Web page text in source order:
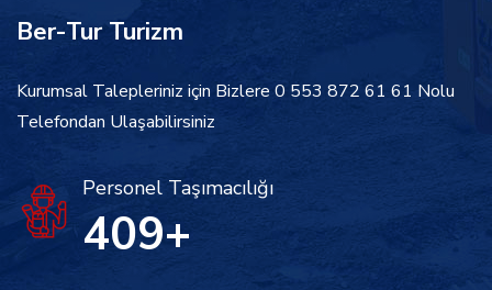
Ber-Tur Turizm
Kurumsal Talepleriniz için Bizlere 0 553 872 61 61 Nolu
Telefondan Ulaşabilirsiniz
Personel Taşımacılığı
460+